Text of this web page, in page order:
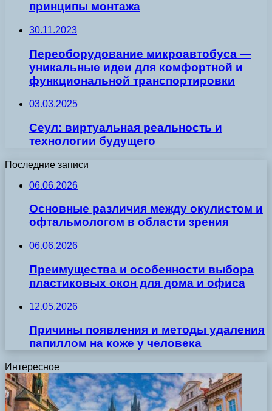
принципы монтажа
30.11.2023
Переоборудование микроавтобуса —
уникальные идеи для комфортной и
функциональной транспортировки
03.03.2025
Сеул: виртуальная реальность и
технологии будущего
Последние записи
06.06.2026
Основные различия между окулистом и
офтальмологом в области зрения
06.06.2026
Преимущества и особенности выбора
пластиковых окон для дома и офиса
12.05.2026
Причины появления и методы удаления
папиллом на коже у человека
Интересное